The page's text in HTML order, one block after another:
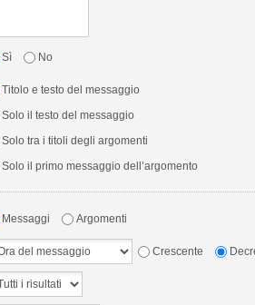
Sì No
Titolo e testo del messaggio
Solo il testo del messaggio
Solo tra i titoli degli argomenti
Solo il primo messaggio dell’argomento
Messaggi Argomenti
Crescente